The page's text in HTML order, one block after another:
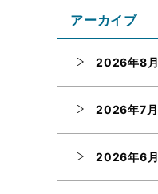
アーカイブ
2026年8月
2026年7月
2026年6月